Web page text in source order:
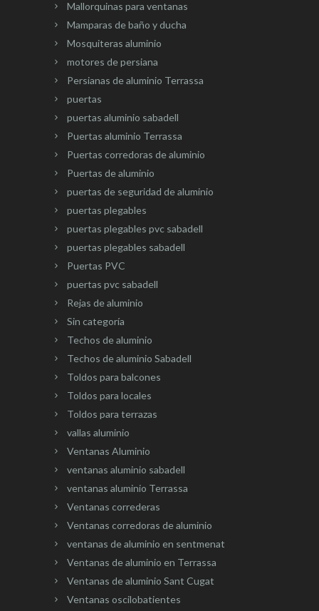
Mallorquinas para ventanas
Mamparas de baño y ducha
Mosquiteras aluminio
motores de persiana
Persianas de aluminio Terrassa
puertas
puertas aluminio sabadell
Puertas aluminio Terrassa
Puertas corredoras de aluminio
Puertas de aluminio
puertas de seguridad de aluminio
puertas plegables
puertas plegables pvc sabadell
puertas plegables sabadell
Puertas PVC
puertas pvc sabadell
Rejas de aluminio
Sin categoría
Techos de aluminio
Techos de aluminio Sabadell
Toldos para balcones
Toldos para locales
Toldos para terrazas
vallas aluminio
Ventanas Aluminio
ventanas aluminio sabadell
ventanas aluminio Terrassa
Ventanas correderas
Ventanas corredoras de aluminio
ventanas de aluminio en sentmenat
Ventanas de aluminio en Terrassa
Ventanas de aluminio Sant Cugat
Ventanas oscilobatientes